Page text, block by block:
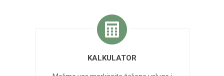
KALKULATOR